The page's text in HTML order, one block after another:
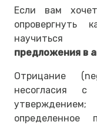
Если вам
опровергнуть
предложения в
Отрицание
несогласия